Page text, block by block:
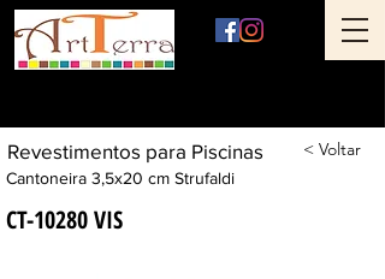
Revestimentos para Piscinas < Voltar
Cantoneira 3,5x20 cm Strufaldi
CT-10280 VIS